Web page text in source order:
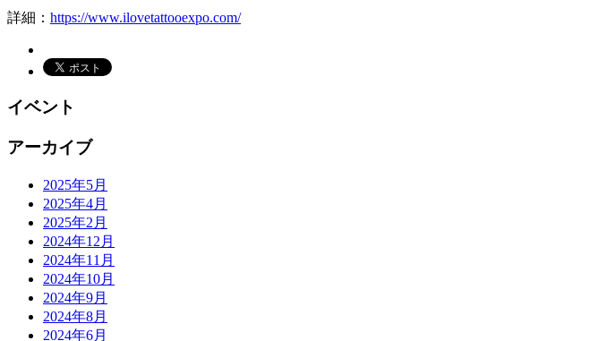
詳細： https://www.ilovetattooexpo.com/
イベント
アーカイブ
2025年5月
2025年4月
2025年2月
2024年12月
2024年11月
2024年10月
2024年9月
2024年8月
2024年6月